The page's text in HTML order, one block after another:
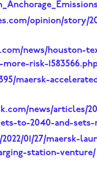
opinion/story/
news/houston-
risk-
maersk-
news/articles/
to-2040-and-
01/27/maersk-
station-venture/